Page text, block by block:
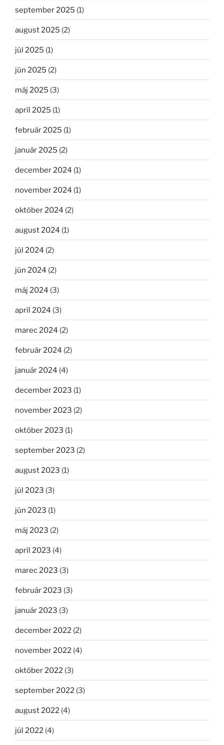
september 2025 (1)
august 2025 (2)
júl 2025 (1)
jún 2025 (2)
máj 2025 (3)
apríl 2025 (1)
február 2025 (1)
január 2025 (2)
december 2024 (1)
november 2024 (1)
október 2024 (2)
august 2024 (1)
júl 2024 (2)
jún 2024 (2)
máj 2024 (3)
apríl 2024 (3)
marec 2024 (2)
február 2024 (2)
január 2024 (4)
december 2023 (1)
november 2023 (2)
október 2023 (1)
september 2023 (2)
august 2023 (1)
júl 2023 (3)
jún 2023 (1)
máj 2023 (2)
apríl 2023 (4)
marec 2023 (3)
február 2023 (3)
január 2023 (3)
december 2022 (2)
november 2022 (4)
október 2022 (3)
september 2022 (3)
august 2022 (4)
júl 2022 (4)